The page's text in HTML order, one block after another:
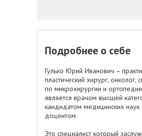
Подробнее о себе
Гулько Юрий Иванович –
пластический хирург, онколог,
по микрохирургии и
является врачом высшей
кандидатом медицинских наук
доцентом.
Это специалист который